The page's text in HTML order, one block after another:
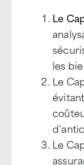
Le
les
Le
Le